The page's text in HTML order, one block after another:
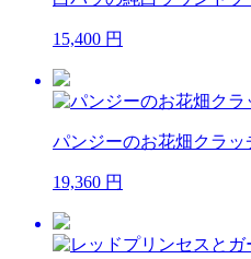
15,400 円
パンジーのお花畑クラッ
19,360 円